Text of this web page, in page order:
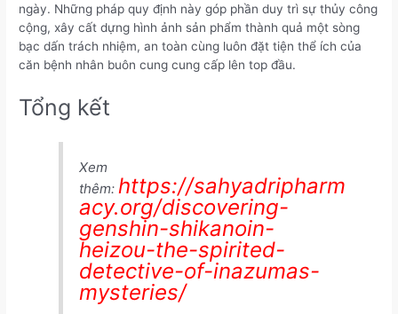
ngày. Những pháp quy định này góp phần duy trì sự thủy công
cộng, xây cất dựng hình ảnh sản phẩm thành quả một sòng
bạc dấn trách nhiệm, an toàn cùng luôn đặt tiện thể ích của
căn bệnh nhân buôn cung cung cấp lên top đầu.
Tổng kết
Xem
thêm:https://sahyadripharm
acy.org/discovering-
genshin-shikanoin-
heizou-the-spirited-
detective-of-inazumas-
mysteries/